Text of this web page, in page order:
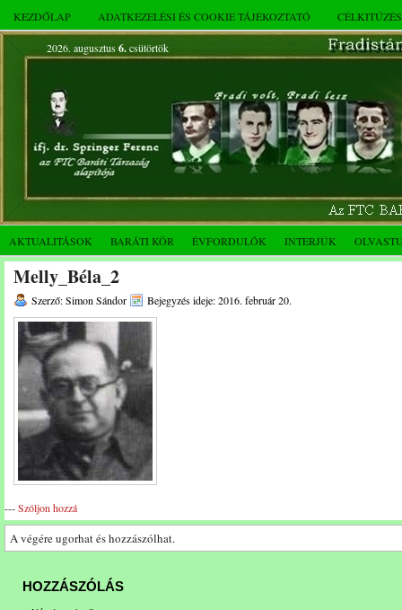
KEZDŐLAP ADATKEZELÉSI ÉS COOKIE TÁJÉKOZTATÓ
2026. augusztus 6.csütörtök
AKTUALITÁSOK BARÁTI KÖR ÉVFORDULÓK INTERJÚK
Melly_Béla_2
Szerző: Simon Sándor Bejegyzés ideje: 2016. február 20.
---Szóljon hozzá
A végére ugorhat és hozzászólhat.
HOZZÁSZÓLÁS